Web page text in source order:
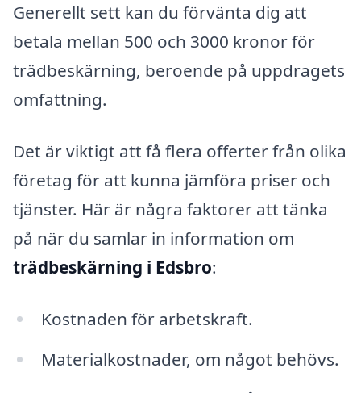
Generellt sett kan du förvänta dig att
betala mellan 500 och 3000 kronor för
trädbeskärning, beroende på uppdragets
omfattning.
Det är viktigt att få flera offerter från olika
företag för att kunna jämföra priser och
tjänster. Här är några faktorer att tänka
på när du samlar in information om
trädbeskärning i Edsbro:
Kostnaden för arbetskraft.
Materialkostnader, om något behövs.